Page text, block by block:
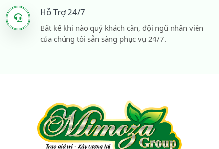
Hỗ Trợ 24/7
Bất kể khi nào quý khách cần, đội ngũ nhân viên
của chúng tôi sẵn sàng phục vụ 24/7.